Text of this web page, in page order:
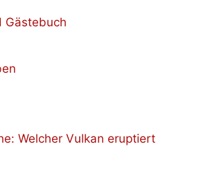
Gästebuch
Welcher Vulkan eruptiert